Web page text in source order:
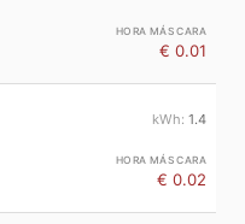
€ 0.01
1.4
€ 0.02